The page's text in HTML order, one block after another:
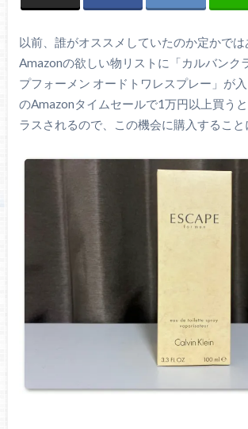
以前、誰がオススメしていたのか定かでは
Amazonの欲しい物リストに「カルバンク
プフォーメン オードトワレスプレー」が
のAmazonタイムセールで1万円以上買う
ラスされるので、この機会に購入すること